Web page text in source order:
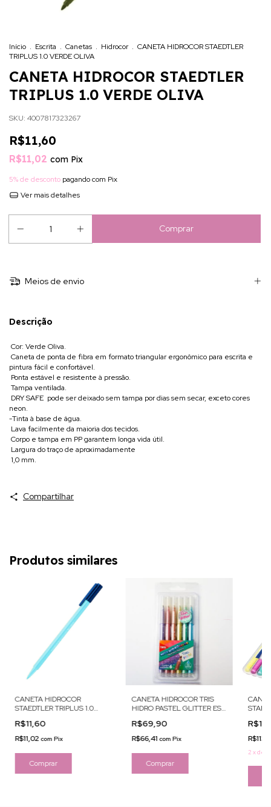
Início . Escrita . Canetas . Hidrocor . CANETA HIDROCOR STAEDTLER
TRIPLUS 1.0 VERDE OLIVA
CANETA HIDROCOR STAEDTLER
TRIPLUS 1.0 VERDE OLIVA
SKU: 4007817323267
R$11,60
R$11,02 com Pix
5% de desconto pagando com Pix
Ver mais detalhes
Meios de envio
Descrição
 Cor: Verde Oliva.
 Caneta de ponta de fibra em formato triangular ergonômico para escrita e
pintura fácil e confortável.
 Ponta estável e resistente à pressão.
 Tampa ventilada.
 DRY SAFE  pode ser deixado sem tampa por dias sem secar, exceto cores
neon.
-Tinta à base de água.
 Lava facilmente da maioria dos tecidos.
 Corpo e tampa em PP garantem longa vida útil.
 Largura do traço de aproximadamente
 1,0 mm.
Compartilhar
Produtos similares
CANETA HIDROCOR
STAEDTLER TRIPLUS 1.0
R$11,60
R$11,02com Pix
CANETA HIDROCOR TRIS
HIDRO PASTEL GLITTER EST
R$69,90
R$66,41com Pix
2 xde